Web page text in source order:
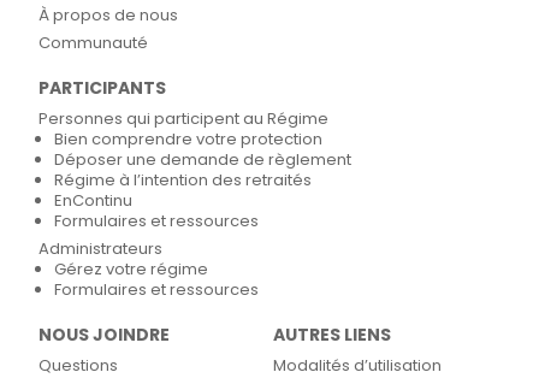
À propos de nous
Communauté
PARTICIPANTS
Personnes qui participent au Régime
Bien comprendre votre protection
Déposer une demande de règlement
Régime à l’intention des retraités
EnContinu
Formulaires et ressources
Administrateurs
Gérez votre régime
Formulaires et ressources
NOUS JOINDRE
Questions
AUTRES LIENS
Modalités d’utilisation